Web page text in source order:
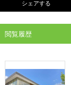
シェアする
閲覧履歴